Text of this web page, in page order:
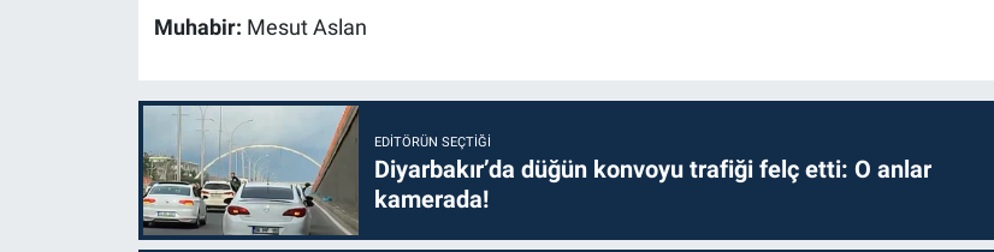
Muhabir: Mesut Aslan
EDITÖRÜN SEÇTIĞI
Diyarbakır’da düğün konvoyu trafiği felç etti: O anlar
kamerada!